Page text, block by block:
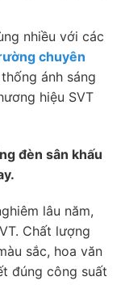
nhiều với các
chuyên
ánh sáng
hiệu SVT
đèn sân khấu
lâu năm,
Chất lượng
sắc, hoa văn
đúng công suất